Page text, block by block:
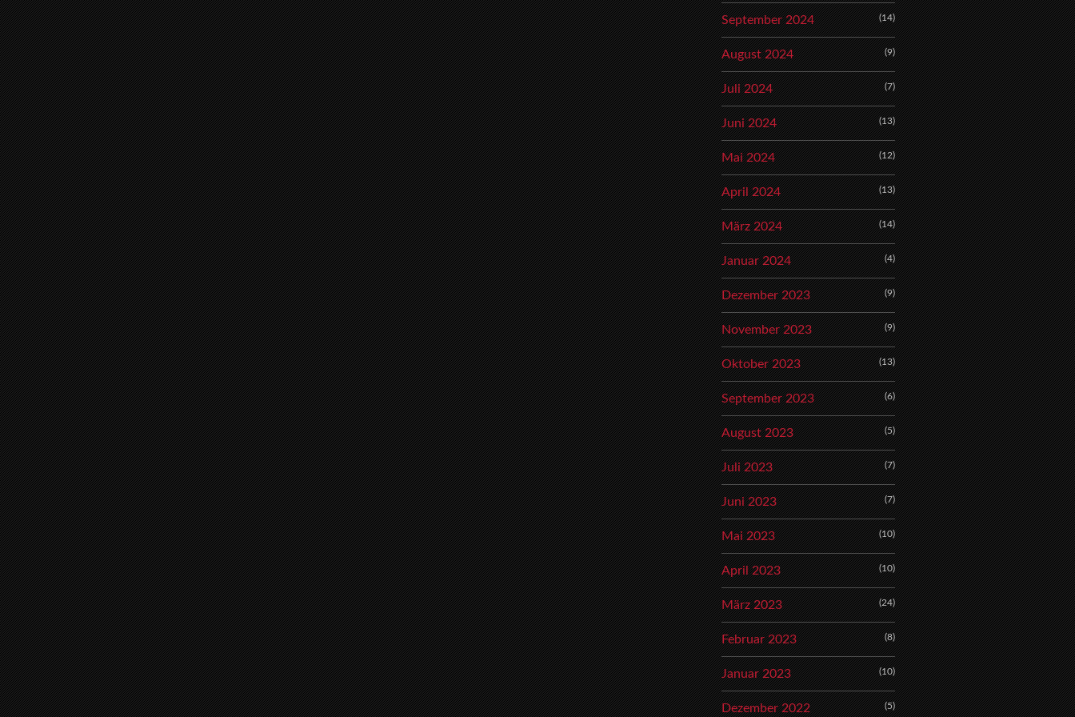
September 2024 (14)
August 2024 (9)
Juli 2024 (7)
Juni 2024 (13)
Mai 2024 (12)
April 2024 (13)
März 2024 (14)
Januar 2024 (4)
Dezember 2023 (9)
November 2023 (9)
Oktober 2023 (13)
September 2023 (6)
August 2023 (5)
Juli 2023 (7)
Juni 2023 (7)
Mai 2023 (10)
April 2023 (10)
März 2023 (24)
Februar 2023 (8)
Januar 2023 (10)
Dezember 2022 (5)